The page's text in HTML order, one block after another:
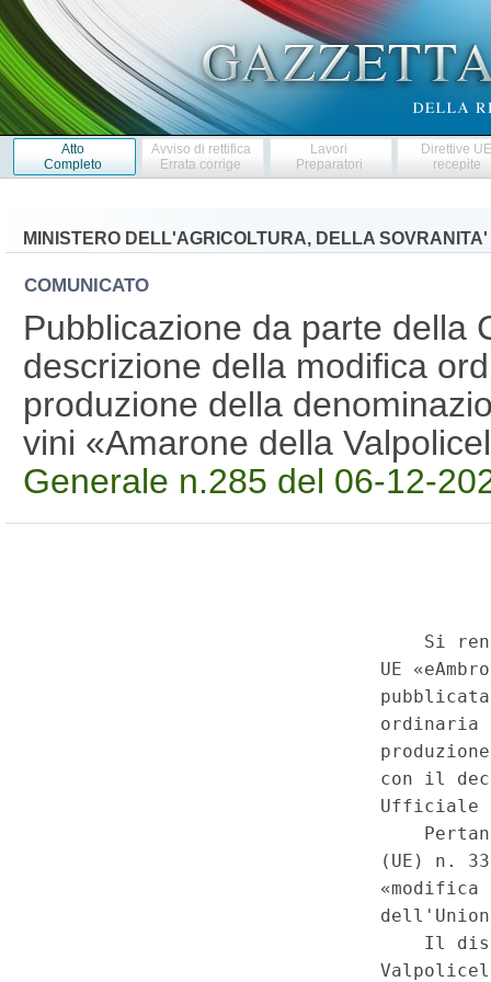
Atto
Completo
Avviso di rettifica
Errata corrige
Lavori
Preparatori
Direttive
recepite
MINISTERO DELL'AGRICOLTURA, DELLA
COMUNICATO
Pubblicazione da parte della
descrizione della modifica
produzione della
vini «Amarone della
Generale n.285 del 06-12-